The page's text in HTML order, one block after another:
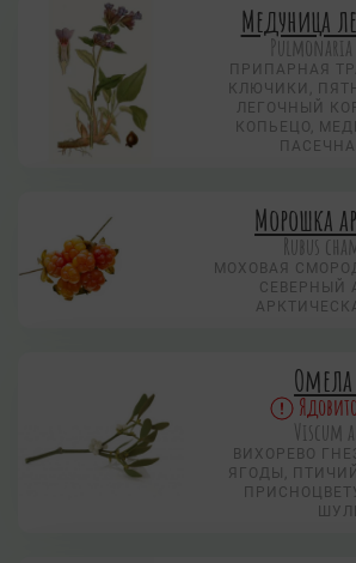
Медуница
ПРИПАРНАЯ
КЛЮЧИКИ,
ЛЕГОЧНЫЙ
КОПЬЕЦО,
Морошка
Rubus
МОХОВАЯ
СЕВЕРНЫЙ
Омела
Viscum
ВИХОРЕВО
ЯГОДЫ,